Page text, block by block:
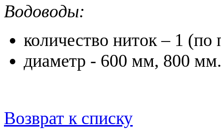
Водоводы:
количество ниток – 1 (по
диаметр - 600 мм, 800 мм.
Возврат к списку